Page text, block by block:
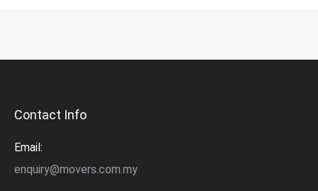
Contact Info
Email:
enquiry@movers.com.my